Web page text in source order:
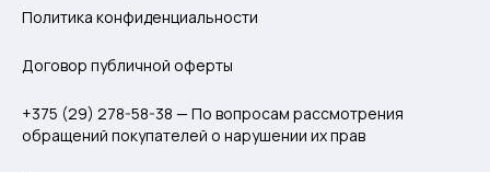
Политика конфиденциальности
Договор публичной оферты
+375 (29) 278-58-38 — По вопросам рассмотрения
обращений покупателей о нарушении их прав